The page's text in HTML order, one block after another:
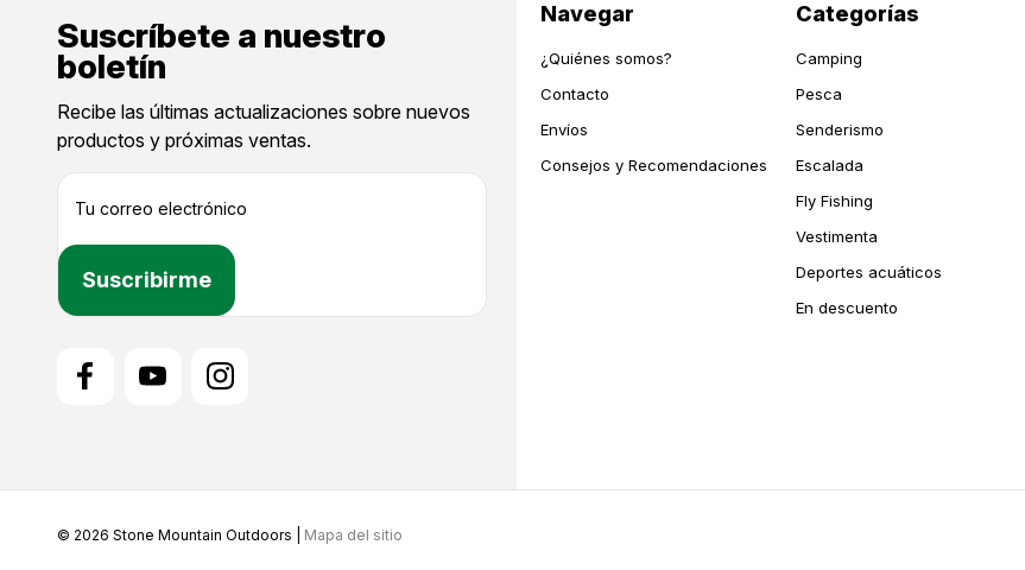
Suscríbete a nuestro
boletín
Recibe las últimas actualizaciones sobre nuevos
productos y próximas ventas.
e
c
r
Navegar
¿Quiénes somos?
Contacto
Envíos
Consejos y Recomendaciones
Categorías
Camping
Pesca
Senderismo
Escalada
Fly Fishing
Vestimenta
Deportes acuáticos
En descuento
© 2026 Stone Mountain Outdoors | Mapa del sitio